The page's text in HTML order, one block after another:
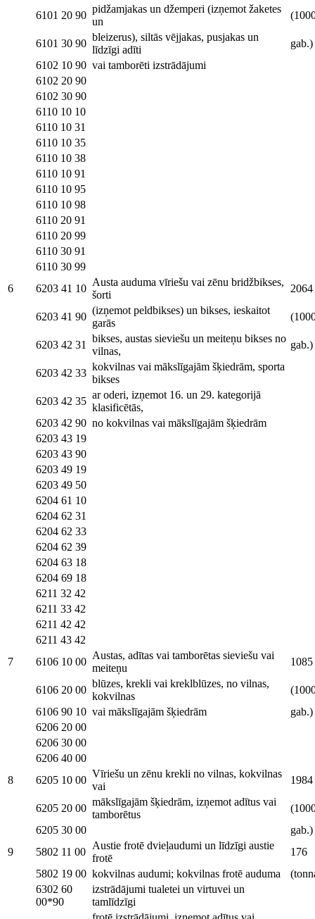
6101 20 90
pidžamjakas un džemperi (izņemot žaketes
un
6101 30 90
bleizerus), siltās vējjakas, pusjakas un
līdzīgi adīti
gab.)
6102 10 90 vai tamborēti izstrādājumi
6102 20 90
6102 30 90
6110 10 10
6110 10 31
6110 10 35
6110 10 38
6110 10 91
6110 10 95
6110 10 98
6110 20 91
6110 20 99
6110 30 91
6110 30 99
6
6203 41 10
Austa auduma vīriešu vai zēnu bridžbikses,
šorti
2064
6203 41 90
(izņemot peldbikses) un bikses, ieskaitot
garās
6203 42 31
bikses, austas sieviešu un meiteņu bikses no
vilnas,
gab.)
6203 42 33
kokvilnas vai mākslīgajām šķiedrām, sporta
bikses
6203 42 35
ar oderi, izņemot 16. un 29. kategorijā
klasificētās,
6203 42 90 no kokvilnas vai mākslīgajām šķiedrām
6203 43 19
6203 43 90
6203 49 19
6203 49 50
6204 61 10
6204 62 31
6204 62 33
6204 62 39
6204 63 18
6204 69 18
6211 32 42
6211 33 42
6211 42 42
6211 43 42
7
6106 10 00
Austas, adītas vai tamborētas sieviešu vai
meiteņu
1085
6106 20 00
blūzes, krekli vai kreklblūzes, no vilnas,
kokvilnas
6106 90 10 vai mākslīgajām šķiedrām
gab.)
6206 20 00
6206 30 00
6206 40 00
8
6205 10 00
Vīriešu un zēnu krekli no vilnas, kokvilnas
vai
1984
6205 20 00
mākslīgajām šķiedrām, izņemot adītus vai
tamborētus
6205 30 00
gab.)
9
5802 11 00
Austie frotē dvieļaudumi un līdzīgi austie
frotē
176
5802 19 00 kokvilnas audumi; kokvilnas frotē auduma
6302 60
00*90
izstrādājumi tualetei un virtuvei un
tamlīdzīgi